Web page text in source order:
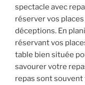
spectacle avec
réserver vos places
déceptions. En
réservant vos
table bien située
savourer votre
repas sont